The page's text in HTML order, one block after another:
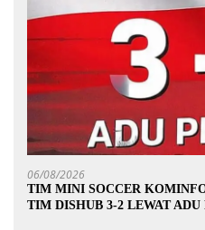
06/08/2026
TIM MINI SOCCER
TIM DISHUB 3-2 LEWAT